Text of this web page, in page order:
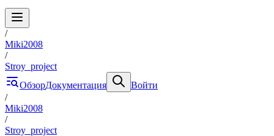
/
Miki2008
/
Stroy_project
ОбзорДокументация
Войти
/
Miki2008
/
Stroy_project